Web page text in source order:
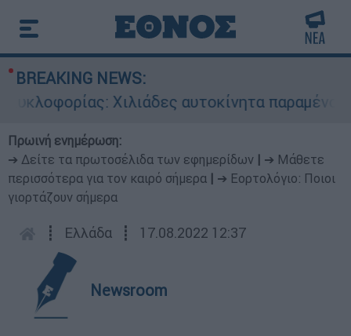
BREAKING NEWS:
Χιλιάδες αυτοκίνητα παραμένουν
Πρωινή ενημέρωση:
➔ Δείτε τα πρωτοσέλιδα των εφημερίδων
➔ Μάθετε
περισσότερα για τον καιρό σήμερα
➔ Εορτολόγιο: Ποιοι
γιορτάζουν σήμερα
┋ Ελλάδα ┋ 17.08.2022 12:37
Newsroom